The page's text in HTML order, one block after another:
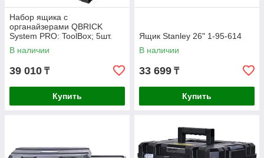
Набор ящика с
органайзерами QBRICK
System PRO: ToolBox; 5шт.
Organizer Multi
450х334х240мм
В наличии
39 010 ₸
Купить
Ящик Stanley 26" 1-95-614
В наличии
33 699 ₸
Купить